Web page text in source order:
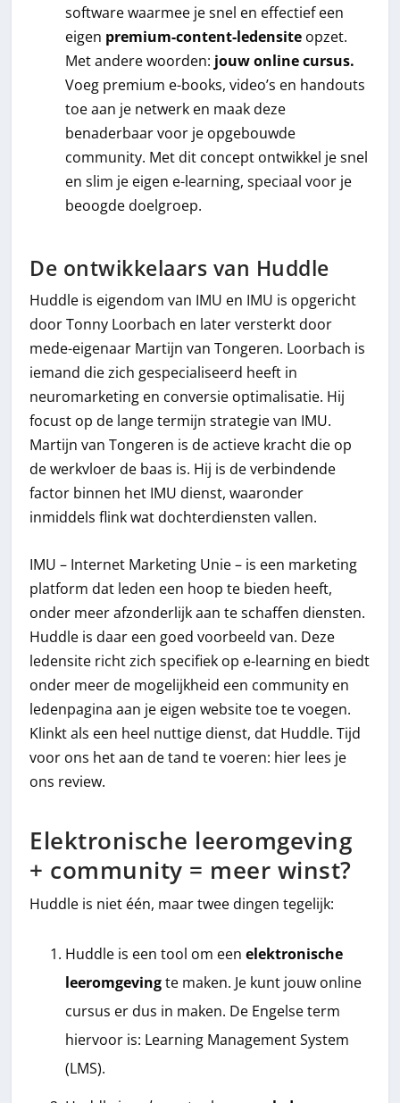
software waarmee je snel en effectief een
eigen premium-content-ledensite opzet.
Met andere woorden: jouw online cursus.
Voeg premium e-books, video’s en handouts
toe aan je netwerk en maak deze
benaderbaar voor je opgebouwde
community. Met dit concept ontwikkel je snel
en slim je eigen e-learning, speciaal voor je
beoogde doelgroep.
De ontwikkelaars van Huddle
Huddle is eigendom van IMU en IMU is opgericht
door Tonny Loorbach en later versterkt door
mede-eigenaar Martijn van Tongeren. Loorbach is
iemand die zich gespecialiseerd heeft in
neuromarketing en conversie optimalisatie. Hij
focust op de lange termijn strategie van IMU.
Martijn van Tongeren is de actieve kracht die op
de werkvloer de baas is. Hij is de verbindende
factor binnen het IMU dienst, waaronder
inmiddels flink wat dochterdiensten vallen.
IMU – Internet Marketing Unie – is een marketing
platform dat leden een hoop te bieden heeft,
onder meer afzonderlijk aan te schaffen diensten.
Huddle is daar een goed voorbeeld van. Deze
ledensite richt zich specifiek op e-learning en biedt
onder meer de mogelijkheid een community en
ledenpagina aan je eigen website toe te voegen.
Klinkt als een heel nuttige dienst, dat Huddle. Tijd
voor ons het aan de tand te voeren: hier lees je
ons review.
Elektronische leeromgeving
+ community = meer winst?
Huddle is niet één, maar twee dingen tegelijk:
Huddle is een tool om een elektronische
leeromgevingte maken. Je kunt jouw online
cursus er dus in maken. De Engelse term
hiervoor is: Learning Management System
(LMS).